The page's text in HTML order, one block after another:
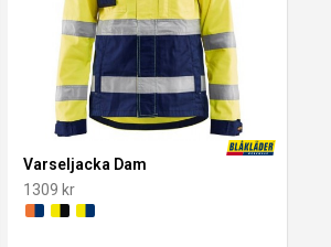
Varseljacka Dam
1309 kr